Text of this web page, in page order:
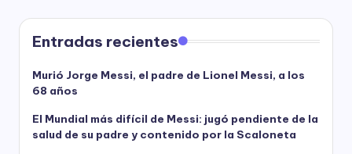
Entradas recientes
Murió Jorge Messi, el padre de Lionel Messi, a los
68 años
El Mundial más difícil de Messi: jugó pendiente de la
salud de su padre y contenido por la Scaloneta